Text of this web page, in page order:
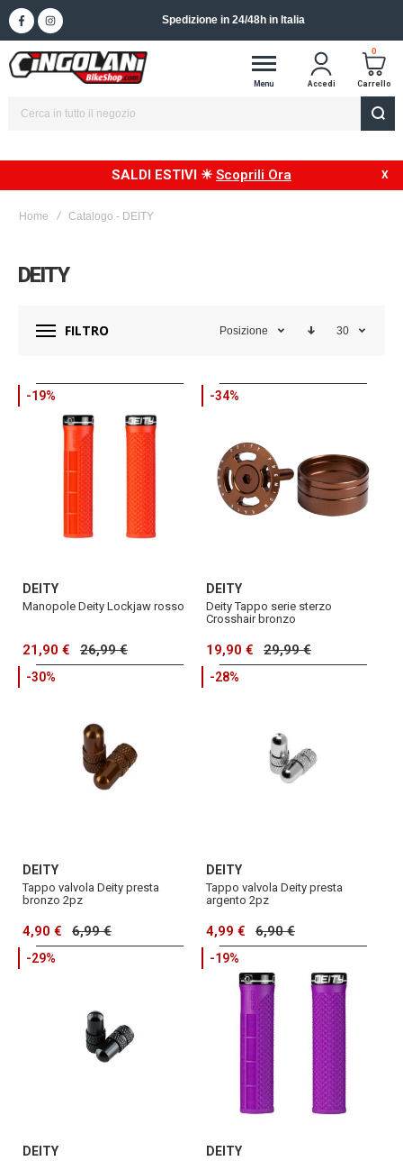
Spedizione in 24/48h in Italia
Menu Accedi
0
Carrello
SALDI ESTIVI ☀ Scoprili Ora
Home Catalogo - DEITY
DEITY
FILTRO Posizione 30
-19%
DEITY
Manopole Deity Lockjaw rosso
21,90 € 26,99 €
-34%
DEITY
Deity Tappo serie sterzo
Crosshair bronzo
19,90 € 29,99 €
-30%
DEITY
Tappo valvola Deity presta
bronzo 2pz
4,90 € 6,99 €
-28%
DEITY
Tappo valvola Deity presta
argento 2pz
4,99 € 6,90 €
-29%
DEITY
-19%
DEITY